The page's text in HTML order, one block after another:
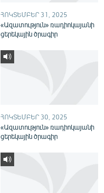
ՀՈԿՏԵՄԲԵՐ 31, 2025
«Ազատություն» ռադիոկայանի
ցերեկային ծրագիր
ՀՈԿՏԵՄԲԵՐ 30, 2025
«Ազատություն» ռադիոկայանի
ցերեկային ծրագիր